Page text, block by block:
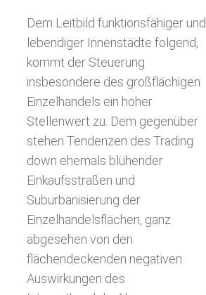
Dem Leitbild funktionsfähiger und
lebendiger Innenstädte folgend,
kommt der Steuerung
insbesondere des großflächigen
Einzelhandels ein hoher
Stellenwert zu. Dem gegenüber
stehen Tendenzen des Trading
down ehemals blühender
Einkaufsstraßen und
Suburbanisierung der
Einzelhandelsflächen, ganz
abgesehen von den
flächendeckenden negativen
Auswirkungen des